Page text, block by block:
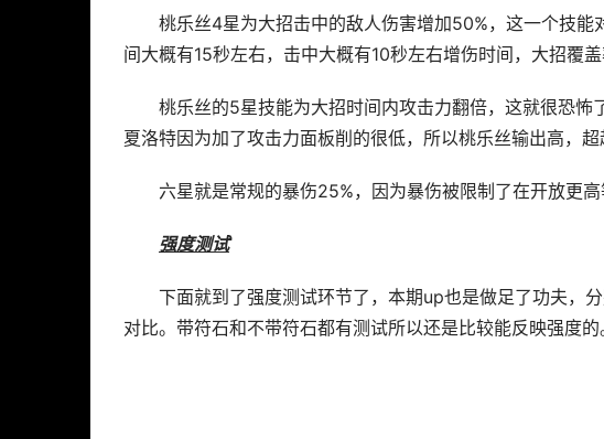
桃乐丝4星为大招击中的敌人伤害增加50%，这一个技
间大概有15秒左右，击中大概有10秒左右增伤时间，大招覆
桃乐丝的5星技能为大招时间内攻击力翻倍，这就很恐
夏洛特因为加了攻击力面板削的很低，所以桃乐丝输出高，
六星就是常规的暴伤25%，因为暴伤被限制了在开放更
强度测试
下面就到了强度测试环节了，本期up也是做足了功夫，
对比。带符石和不带符石都有测试所以还是比较能反映强度的